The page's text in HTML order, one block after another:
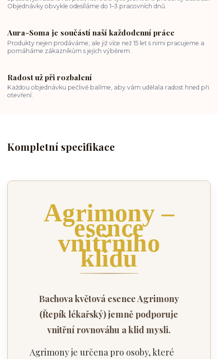
Objednávky obvykle odesíláme do 1–3 pracovních dnů.
Aura-Soma je součástí naší každodenní práce
Produkty nejen prodáváme, ale již více než 15 let s nimi pracujeme a
pomáháme zákazníkům s jejich výběrem.
Radost už při rozbalení
Každou objednávku pečlivě balíme, aby vám udělala radost hned při
otevření.
Kompletní specifikace
Agrimony –
esence
vnitřního
klidu
Bachova květová esence Agrimony
(Řepík lékařský) jemně podporuje
vnitřní rovnováhu a klid mysli.
Agrimony je určena pro osoby, které